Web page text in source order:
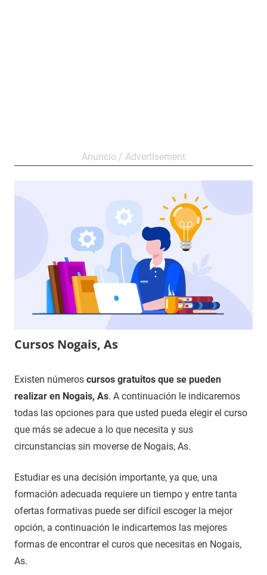
Cursos Nogais, As
11
de
enero
2021
Maria
Cursos
en
Lugo
Existen números cursos gratuitos que se pueden
realizar en Nogais, As. A continuación le indicaremos
todas las opciones para que usted pueda elegir el curso
que más se adecue a lo que necesita y sus
circunstancias sin moverse de Nogais, As.
Estudiar es una decisión importante, ya que, una
formación adecuada requiere un tiempo y entre tanta
ofertas formativas puede ser difícil escoger la mejor
opción, a continuación le indicartemos las mejores
formas de encontrar el curos que necesitas en Nogais,
As.